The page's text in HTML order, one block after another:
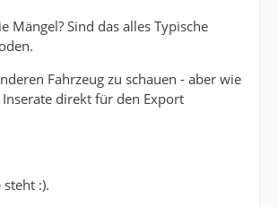
Mängel? Sind das alles Typische
Fahrzeug zu schauen - aber wie
direkt für den Export
:).